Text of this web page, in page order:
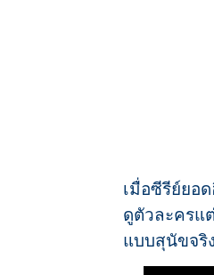
เมื่อซีรีย์ยอ
ดูตัวละครแ
แบบสุนัขจริ